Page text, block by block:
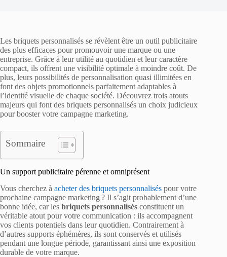
Les briquets personnalisés se révèlent être un outil publicitaire
des plus efficaces pour promouvoir une marque ou une
entreprise. Grâce à leur utilité au quotidien et leur caractère
compact, ils offrent une visibilité optimale à moindre coût. De
plus, leurs possibilités de personnalisation quasi illimitées en
font des objets promotionnels parfaitement adaptables à
l’identité visuelle de chaque société. Découvrez trois atouts
majeurs qui font des briquets personnalisés un choix judicieux
pour booster votre campagne marketing.
Sommaire
Un support publicitaire pérenne et omniprésent
Vous cherchez à acheter des briquets personnalisés pour votre
prochaine campagne marketing ? Il s’agit probablement d’une
bonne idée, car les briquets personnalisés constituent un
véritable atout pour votre communication : ils accompagnent
vos clients potentiels dans leur quotidien. Contrairement à
d’autres supports éphémères, ils sont conservés et utilisés
pendant une longue période, garantissant ainsi une exposition
durable de votre marque.